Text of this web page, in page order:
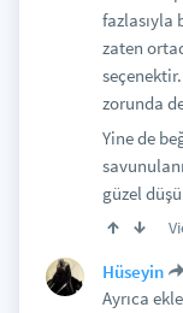
fazlasıyla
zaten
zorunda
Yine de
güzel
Hüseyin
Ayrıca